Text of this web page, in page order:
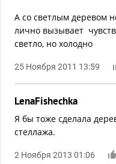
А со светлым деревом
лично вызывает
светло, но холодно
25 Ноября 2011 13:59
LenaFishechka
Я бы тоже сделала
стеллажа.
2 Ноября 2013 01:06